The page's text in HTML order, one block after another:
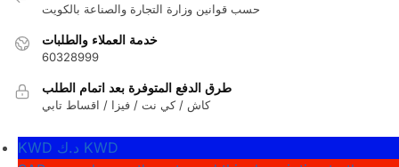
حسب قوانين وزارة التجارة والصناعة بالكويت
خدمة العملاء والطلبات
60328999
طرق الدفع المتوفرة بعد اتمام الطلب
كاش / كي نت / فيزا / اقساط تابي
KWD د.ك KWD